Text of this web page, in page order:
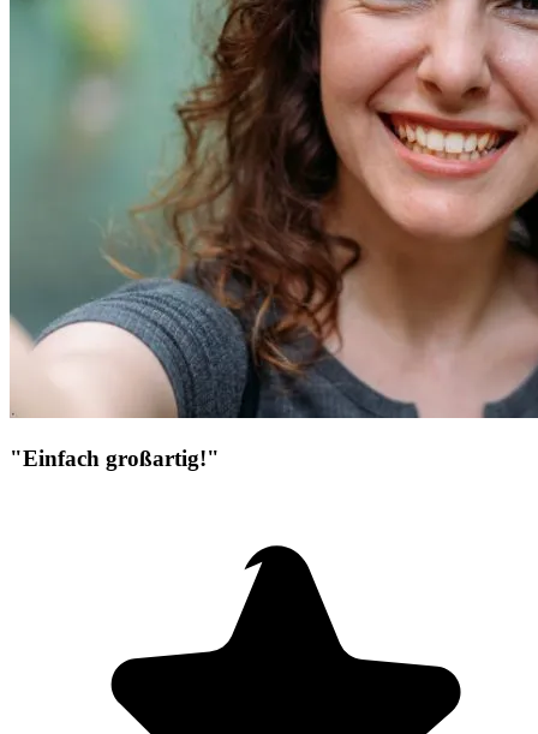
"Einfach großartig!"